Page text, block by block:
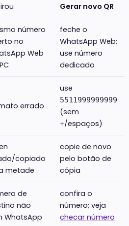
Gerar novo QR
número
no
Web
feche o
WhatsApp Web;
use número
dedicado
errado
use
5511999999999
(sem
+/espaços)
copiado
metade
copie de novo
pelo botão de
cópia
de
não
WhatsApp
confira o
número; veja
checar número